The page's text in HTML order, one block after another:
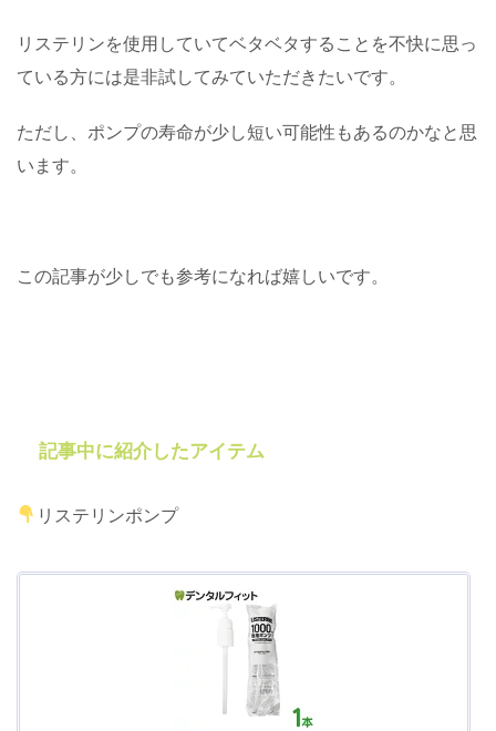
リステリンを使用していてベタベタすることを不快に思っ
ている方には是非試してみていただきたいです。
ただし、ポンプの寿命が少し短い可能性もあるのかなと思
います。
この記事が少しでも参考になれば嬉しいです。
記事中に紹介したアイテム
リステリンポンプ